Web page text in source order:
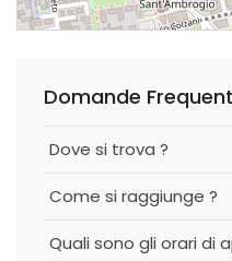
Dove si trova ?
Come si raggiunge ?
Quali sono gli orari di